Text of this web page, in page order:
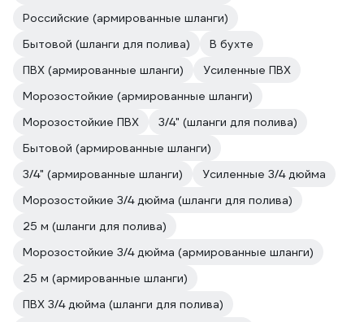
Российские (армированные шланги)
Бытовой (шланги для полива)
В бухте
ПВХ (армированные шланги)
Усиленные ПВХ
Морозостойкие (армированные шланги)
Морозостойкие ПВХ
3/4" (шланги для полива)
Бытовой (армированные шланги)
3/4" (армированные шланги)
Усиленные 3/4 дюйма
Морозостойкие 3/4 дюйма (шланги для полива)
25 м (шланги для полива)
Морозостойкие 3/4 дюйма (армированные шланги)
25 м (армированные шланги)
ПВХ 3/4 дюйма (шланги для полива)